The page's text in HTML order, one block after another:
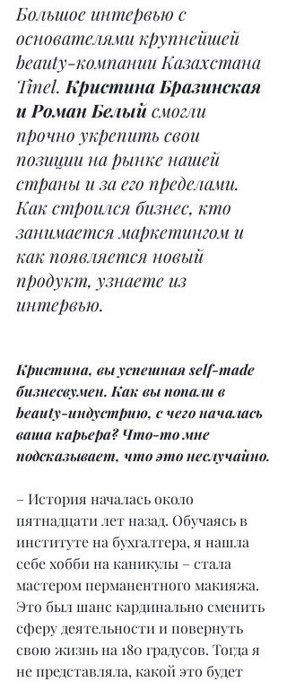
Большое интервью с
основателями крупнейшей
beauty-компании Казахстана
Tinel. Кристина Бразинская
и Роман Белый смогли
прочно укрепить свои
позиции на рынке нашей
страны и за его пределами.
Как строился бизнес, кто
занимается маркетингом и
как появляется новый
продукт, узнаете из
интервью.
Кристина, вы успешная self-made
бизнесвумен. Как вы попали в
beauty-индустрию, с чего началась
ваша карьера? Что-то мне
подсказывает, что это неслучайно.
– История началась около
пятнадцати лет назад. Обучаясь в
институте на бухгалтера, я нашла
себе хобби на каникулы – стала
мастером перманентного макияжа.
Это был шанс кардинально сменить
сферу деятельности и повернуть
свою жизнь на 180 градусов. Тогда я
не представляла, какой это будет